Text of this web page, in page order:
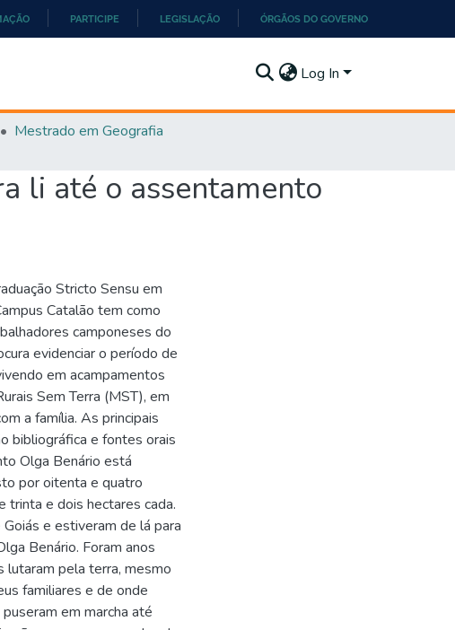
PARTICIPE LEGISLAÇÃO ÓRGÃOS DO GOVERNO
Log In
Mestrado em Geografia
li até o assentamento
Stricto Sensu em
Catalão tem como
camponeses do
evidenciar o período de
em acampamentos
Sem Terra (MST), em
a família. As principais
bibliográfica e fontes orais
Olga Benário está
por oitenta e quatro
trinta e dois hectares cada.
e estiveram de lá para
Benário. Foram anos
lutaram pela terra, mesmo
familiares e de onde
em marcha até